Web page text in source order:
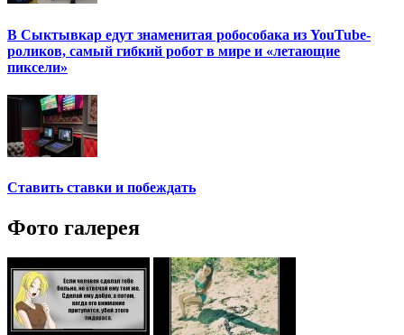
В Сыктывкар едут знаменитая робособака из YouTube-
роликов, самый гибкий робот в мире и «летающие
пиксели»
Ставить ставки и побеждать
Фото галерея